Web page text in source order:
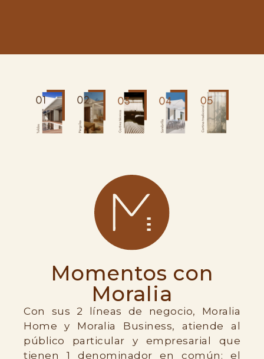
Momentos con
Moralia
Con sus 2 líneas de negocio, Moralia
Home y Moralia Business, atiende al
público particular y empresarial que
tienen 1 denominador en común: el